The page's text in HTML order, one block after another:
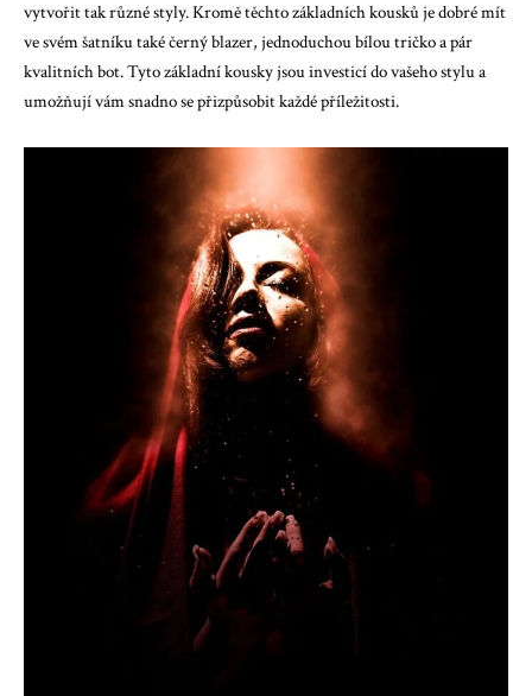
vytvořit tak různé styly. Kromě těchto základních kousků je dobré mít
ve svém šatníku také černý blazer, jednoduchou bílou tričko a pár
kvalitních bot. Tyto základní kousky jsou investicí do vašeho stylu a
umožňují vám snadno se přizpůsobit každé příležitosti.